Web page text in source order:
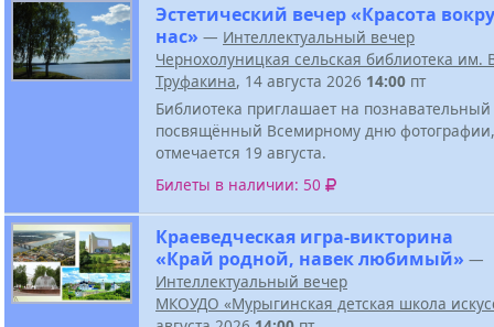
Эстетический вечер «Красота
нас» — Интеллектуальный вечер
Чернохолуницкая сельская библиотека им.
Труфакина, 14 августа 2026 14:00 пт
Библиотека приглашает на познавательный
посвящённый Всемирному дню
отмечается 19 августа.
Билеты в наличии: 50
Краеведческая игра-викторина
«Край родной, навек любимый» —
Интеллектуальный вечер
МКОУДО «Мурыгинская детская школа